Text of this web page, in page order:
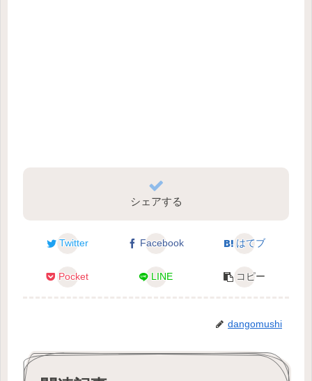
シェアする
Twitter Facebook はてブ
Pocket LINE コピー
dangomushi